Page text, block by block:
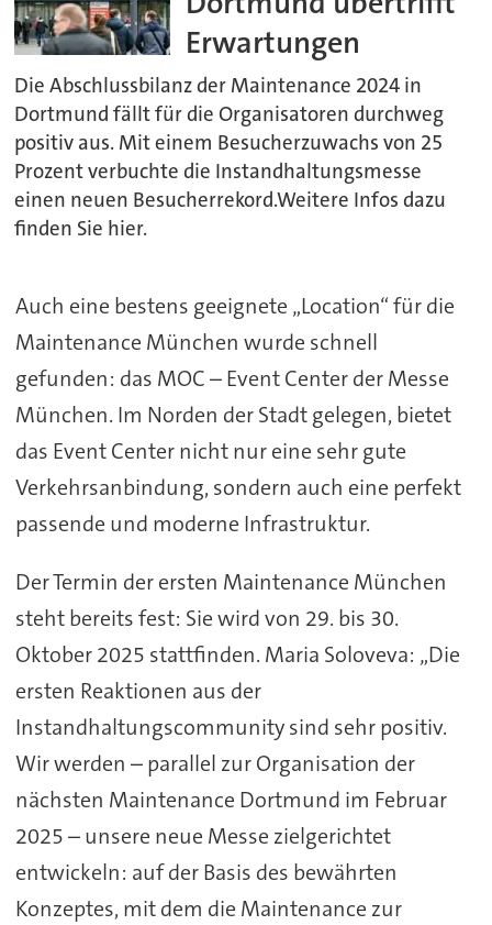
Erwartungen
Die Abschlussbilanz der Maintenance 2024 in
Dortmund fällt für die Organisatoren durchweg
positiv aus. Mit einem Besucherzuwachs von 25
Prozent verbuchte die Instandhaltungsmesse
einen neuen Besucherrekord.Weitere Infos dazu
finden Sie hier.
Auch eine bestens geeignete „Location“ für die
Maintenance München wurde schnell
gefunden: das MOC – Event Center der Messe
München. Im Norden der Stadt gelegen, bietet
das Event Center nicht nur eine sehr gute
Verkehrsanbindung, sondern auch eine perfekt
passende und moderne Infrastruktur.
Der Termin der ersten Maintenance München
steht bereits fest: Sie wird von 29. bis 30.
Oktober 2025 stattfinden. Maria Soloveva: „Die
ersten Reaktionen aus der
Instandhaltungscommunity sind sehr positiv.
Wir werden – parallel zur Organisation der
nächsten Maintenance Dortmund im Februar
2025 – unsere neue Messe zielgerichtet
entwickeln: auf der Basis des bewährten
Konzeptes, mit dem die Maintenance zur